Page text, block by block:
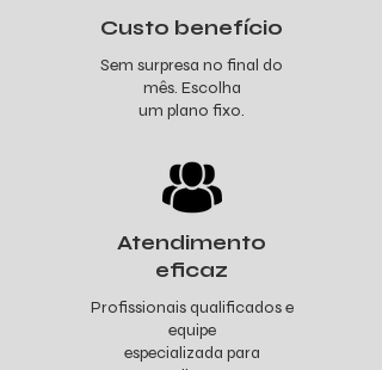
Custo benefício
Sem surpresa no final do
mês. Escolha
um plano fixo.
Atendimento
eficaz
Profissionais qualificados e
equipe
especializada para